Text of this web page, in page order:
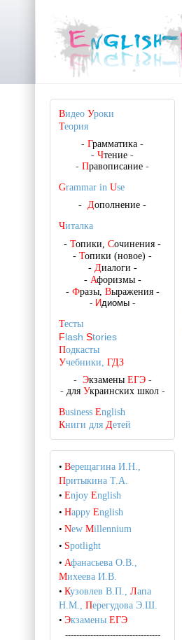
Видео Уроки
Теория
-Грамматика -
-Чтение -
-Правописание -
Grammar inUse
- Дополнение -
Читалка
-Топики,Сочинения -
-Топики (новое) -
- Диалоги -
- Афоризмы-
- Фразы, Выражения-
- Идиомы -
Тесты
Flash Stories
Подкасты
Учебники, ГДЗ
- Экзамены ЕГЭ-
- для Украинских школ-
BusinessEnglish
Книги дляДетей
•Верещагина И.Н.,
Притыкина Т.А.
•EnjoyEnglish
•HappyEnglish
•NewMillennium
• Spotlight
•Афанасьева О.В.,
Михеева И.В.
•Кузовлев В.П.,Лапа
Н.М.,Перегудова Э.Ш.
•ЭкзаменыЕГЭ
----------------------------------